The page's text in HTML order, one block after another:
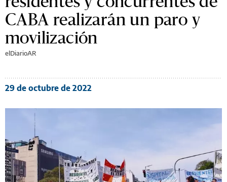
CABA realizarán un paro y
movilización
elDiarioAR
29 de octubre de 2022